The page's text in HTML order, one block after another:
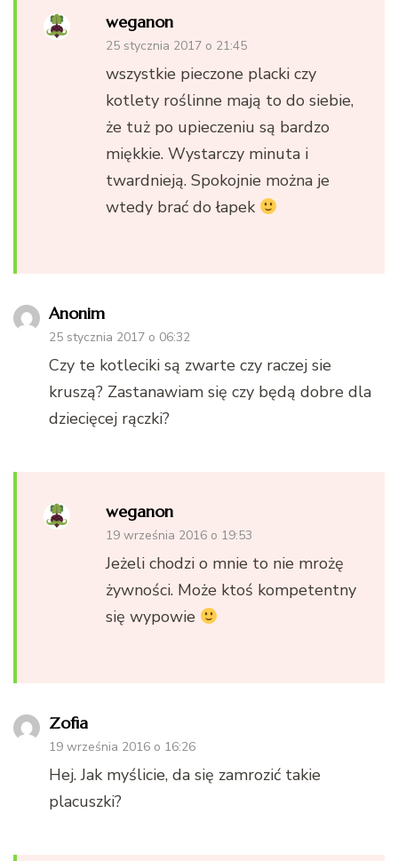
weganon
25 stycznia 2017 o 21:45
wszystkie pieczone placki czy
kotlety roślinne mają to do siebie,
że tuż po upieczeniu są bardzo
miękkie. Wystarczy minuta i
twardnieją. Spokojnie można je
wtedy brać do łapek
Anonim
25 stycznia 2017 o 06:32
Czy te kotleciki są zwarte czy raczej sie
kruszą? Zastanawiam się czy będą dobre dla
dziecięcej rączki?
weganon
19 września 2016 o 19:53
Jeżeli chodzi o mnie to nie mrożę
żywności. Może ktoś kompetentny
się wypowie
Zofia
19 września 2016 o 16:26
Hej. Jak myślicie, da się zamrozić takie
placuszki?